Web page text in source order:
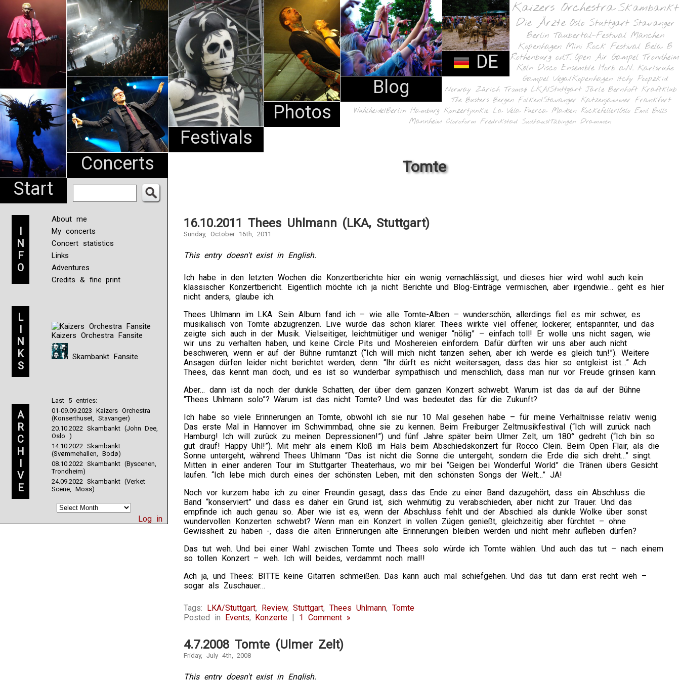
Start
Concerts
Festivals
Photos
Blog
DE
Pharma
NL
Kaizers Orchestra Skambankt
Die Ärzte Oslo Stuttgart Stavanger
Berlin Taubertal-Festival München
Kopenhagen Mini Rock Festival Bela B
Rothenburg o.d.T. Open Air Gampel Trondheim
Köln Disco Ensemble Horb a.N. Karlsruhe
Gampel Vega/Kopenhagen Itchy Poopzkid
Norway Zürich Tromsø LKA/Stuttgart Jarle Bernhoft Kraftklub
The Busters Bergen Folken/Stavanger Katzenjammer Frankfurt
Wuhlheide/Berlin Hamburg Konzertjunkie La Vela Puerca Madsen Rockefeller/Oslo Emil Bulls
Mannheim Cloroform Fredrikstad Sudhaus/Tübingen Drammen
I
N
F
O
About me
My concerts
Concert statistics
Links
Adventures
Credits & fine print
L
I
N
K
S
Kaizers Orchestra Fansite
Skambankt Fansite
A
R
C
H
I
V
E
Last 5 entries:
01-09.09.2023 Kaizers Orchestra
(Konserthuset, Stavanger)
20.10.2022 Skambankt (John Dee,
Oslo )
14.10.2022 Skambankt
(Svømmehallen, Bodø)
08.10.2022 Skambankt (Byscenen,
Trondheim)
24.09.2022 Skambankt (Verket
Scene, Moss)
Log in
Tomte
16.10.2011 Thees Uhlmann (LKA, Stuttgart)
Sunday, October 16th, 2011
This entry doesn't exist in English.
Ich habe in den letzten Wochen die Konzertberichte hier ein wenig vernachlässigt, und dieses hier wird wohl auch kein
klassischer Konzertbericht. Eigentlich möchte ich ja nicht Berichte und Blog-Einträge vermischen, aber irgendwie… geht es hier
nicht anders, glaube ich.
Thees Uhlmann im LKA. Sein Album fand ich – wie alle Tomte-Alben – wunderschön, allerdings fiel es mir schwer, es
musikalisch von Tomte abzugrenzen. Live wurde das schon klarer. Thees wirkte viel offener, lockerer, entspannter, und das
zeigte sich auch in der Musik. Vielseitiger, leichtmütiger und weniger “nölig” – einfach toll! Er wolle uns nicht sagen, wie
wir uns zu verhalten haben, und keine Circle Pits und Moshereien einfordern. Dafür dürften wir uns aber auch nicht
beschweren, wenn er auf der Bühne rumtanzt (“Ich will mich nicht tanzen sehen, aber ich werde es gleich tun!”). Weitere
Ansagen dürfen leider nicht berichtet werden, denn: “Ihr dürft es nicht weitersagen, dass das hier so entgleist ist…” Ach
Thees, das kennt man doch, und es ist so wunderbar sympathisch und menschlich, dass man nur vor Freude grinsen kann.
Aber… dann ist da noch der dunkle Schatten, der über dem ganzen Konzert schwebt. Warum ist das da auf der Bühne
“Thees Uhlmann solo”? Warum ist das nicht Tomte? Und was bedeutet das für die Zukunft?
Ich habe so viele Erinnerungen an Tomte, obwohl ich sie nur 10 Mal gesehen habe – für meine Verhältnisse relativ wenig.
Das erste Mal in Hannover im Schwimmbad, ohne sie zu kennen. Beim Freiburger Zeltmusikfestival (“Ich will zurück nach
Hamburg! Ich will zurück zu meinen Depressionen!”) und fünf Jahre später beim Ulmer Zelt, um 180° gedreht (“Ich bin so
gut drauf! Happy Uhl!”). Mit mehr als einem Kloß im Hals beim Abschiedskonzert für Rocco Clein. Beim Open Flair, als die
Sonne untergeht, während Thees Uhlmann “Das ist nicht die Sonne die untergeht, sondern die Erde die sich dreht…” singt.
Mitten in einer anderen Tour im Stuttgarter Theaterhaus, wo mir bei “Geigen bei Wonderful World” die Tränen übers Gesicht
laufen. “Ich lebe mich durch eines der schönsten Leben, mit den schönsten Songs der Welt…” JA!
Noch vor kurzem habe ich zu einer Freundin gesagt, dass das Ende zu einer Band dazugehört, dass ein Abschluss die
Band “konserviert” und dass es daher ein Grund ist, sich wehmütig zu verabschieden, aber nicht zur Trauer. Und das
empfinde ich auch genau so. Aber wie ist es, wenn der Abschluss fehlt und der Abschied als dunkle Wolke über sonst
wundervollen Konzerten schwebt? Wenn man ein Konzert in vollen Zügen genießt, gleichzeitig aber fürchtet – ohne
Gewissheit zu haben -, dass die alten Erinnerungen alte Erinnerungen bleiben werden und nicht mehr aufleben dürfen?
Das tut weh. Und bei einer Wahl zwischen Tomte und Thees solo würde ich Tomte wählen. Und auch das tut – nach einem
so tollen Konzert – weh. Ich will beides, verdammt noch mal!!
Ach ja, und Thees: BITTE keine Gitarren schmeißen. Das kann auch mal schiefgehen. Und das tut dann erst recht weh –
sogar als Zuschauer…
Tags: LKA/Stuttgart, Review,Stuttgart,Thees Uhlmann, Tomte
Posted in Events, Konzerte | 1 Comment »
4.7.2008 Tomte (Ulmer Zelt)
Friday, July 4th, 2008
This entry doesn't exist in English.